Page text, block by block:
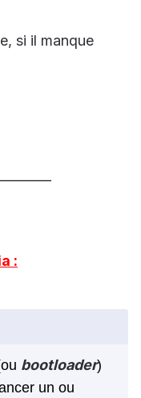
si il manque
:
bootloader)
un ou